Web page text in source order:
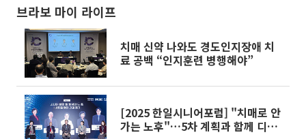
브라보 마이 라이프
치매 신약 나와도 경도인지장애 치
료 공백 “인지훈련 병행해야”
[2025 한일시니어포럼] "치매로 안
가는 노후"…5차 계획과 함께 디지